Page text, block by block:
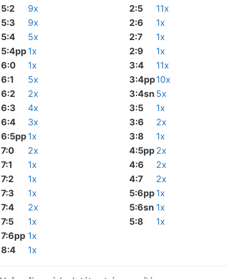
5:2
9x
5:3
9x
5:4
5x
5:4pp1x
6:0
1x
6:1
5x
6:2
2x
6:3
4x
6:4
3x
6:5pp1x
7:0
2x
7:1
1x
7:2
1x
7:3
1x
7:4
2x
7:5
1x
7:6pp 1x
8:4
1x
2:5
11x
2:6
1x
2:7
1x
2:9
1x
3:4
11x
3:4pp10x
3:4sn 5x
3:5
1x
3:6
2x
3:8
1x
4:5pp2x
4:6
2x
4:7
2x
5:6pp1x
5:6sn 1x
5:8
1x